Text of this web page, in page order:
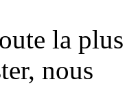
la
nous